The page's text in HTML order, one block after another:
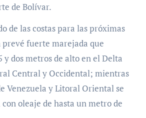
de Bolívar.
de las costas para las próximas
fuerte marejada que
y dos metros de alto en el Delta
Central y Occidental; mientras
Venezuela y Litoral Oriental se
oleaje de hasta un metro de